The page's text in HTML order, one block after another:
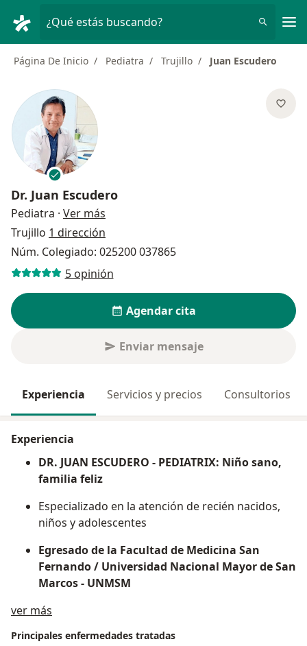
¿Qué estás buscando?
Página De Inicio Pediatra Trujillo Juan Escudero
Dr. Juan Escudero
Pediatra · Ver más
Trujillo 1 dirección
Núm. Colegiado: 025200 037865
5 opinión
Agendar cita
Enviar mensaje
Experiencia Servicios y precios Consultorios
Experiencia
DR. JUAN ESCUDERO - PEDIATRIX: Niño sano,
familia feliz
Especializado en la atención de recién nacidos,
niños y adolescentes
Egresado de la Facultad de Medicina San
Fernando / Universidad Nacional Mayor de San
Marcos - UNMSM
Posgrado en la Universidad Peruano Cayetano
ver más
Principales enfermedades tratadas